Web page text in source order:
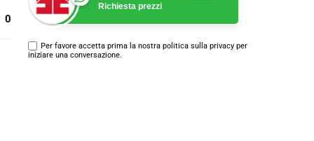
0
Richiesta prezzi
Per favore accetta prima la nostra politica sulla privacy per
iniziare una conversazione.